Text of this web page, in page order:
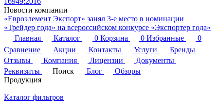
Новости компании
«Евроэлемент Экспорт» занял 3-е место в номинации
«Трейдер года» на всероссийском конкурсе «Экспортер года»
Главная
Каталог 0 Корзина 0 Избранные
0
Сравнение
Акции Контакты Услуги
Бренды
Отзывы
Компания Лицензии
Документы
Реквизиты
Поиск Блог
Обзоры
Продукция
Каталог фильтров